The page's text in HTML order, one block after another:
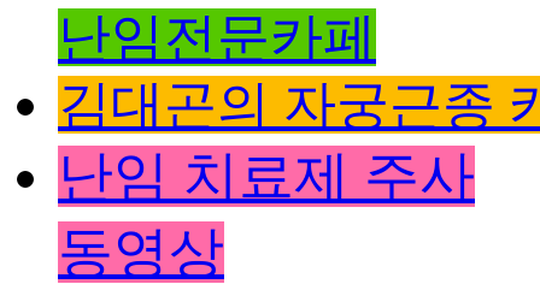
난임전문카페
김대곤의 자궁근종
난임 치료제 주사
동영상